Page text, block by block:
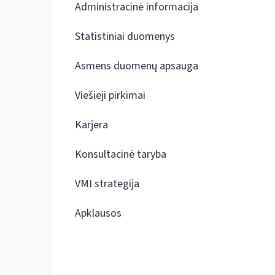
Administracinė informacija
Statistiniai duomenys
Asmens duomenų apsauga
Viešieji pirkimai
Karjera
Konsultacinė taryba
VMI strategija
Apklausos